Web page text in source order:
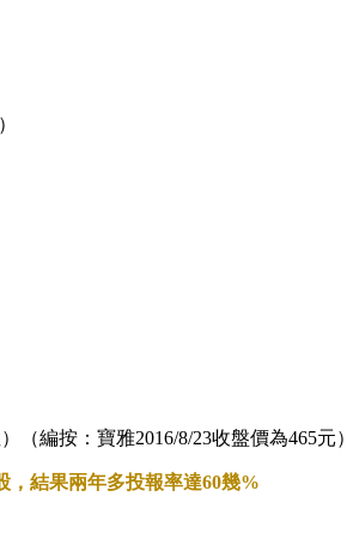
（編按：寶雅2016/8/23收盤價為465元）
，結果兩年多投報率達60幾%